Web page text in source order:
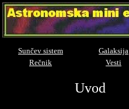
Sunčev sistem Galaksija
Rečnik
Vesti
Uvod